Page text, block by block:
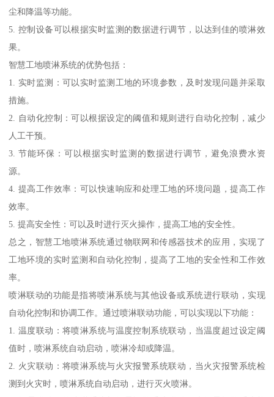
尘和降温等功能。
5. 控制设备可以根据实时监测的数据进行调节，以达到佳的喷淋效
果。
智慧工地喷淋系统的优势包括：
1. 实时监测：可以实时监测工地的环境参数，及时发现问题并采取
措施。
2. 自动化控制：可以根据设定的阈值和规则进行自动化控制，减少
人工干预。
3. 节能环保：可以根据实时监测的数据进行调节，避免浪费水资
源。
4. 提高工作效率：可以快速响应和处理工地的环境问题，提高工作
效率。
5. 提高安全性：可以及时进行灭火操作，提高工地的安全性。
总之，智慧工地喷淋系统通过物联网和传感器技术的应用，实现了
工地环境的实时监测和自动化控制，提高了工地的安全性和工作效
率。
喷淋联动的功能是指将喷淋系统与其他设备或系统进行联动，实现
自动化控制和协调工作。通过喷淋联动功能，可以实现以下功能：
1. 温度联动：将喷淋系统与温度控制系统联动，当温度超过设定阈
值时，喷淋系统自动启动，喷淋冷却或降温。
2. 火灾联动：将喷淋系统与火灾报警系统联动，当火灾报警系统检
测到火灾时，喷淋系统自动启动，进行灭火喷淋。